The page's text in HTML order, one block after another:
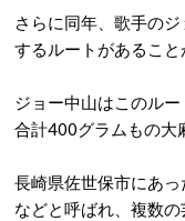
さらに同年、歌手の
するルートがあること
ジョー中山はこのル
合計400グラムもの大
長崎県佐世保市にあっ
などと呼ばれ、複数